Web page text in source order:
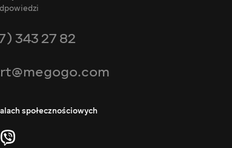
343 27 82
społecznościowych